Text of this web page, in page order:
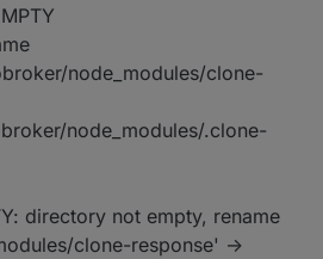
mir geklappt. Ich konnte danach den
die GUI finden und installieren.
node_modules/clone-
node_modules/.clone-
directory not empty, rename
clone-response' ->